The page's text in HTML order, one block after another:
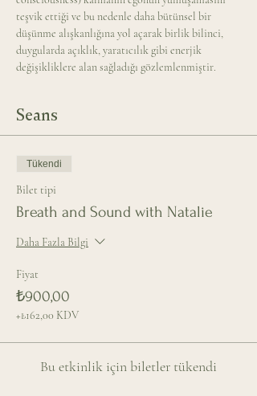
teşvik ettiği ve bu nedenle daha bütünsel bir
düşünme alışkanlığına yol açarak birlik bilinci,
duygularda açıklık, yaratıcılık gibi enerjik
değişikliklere alan sağladığı gözlemlenmiştir.
Seans
Tükendi
Bilet tipi
Breath and Sound with Natalie
Daha Fazla Bilgi
Fiyat
₺900,00
+₺162,00 KDV
Bu etkinlik için biletler tükendi